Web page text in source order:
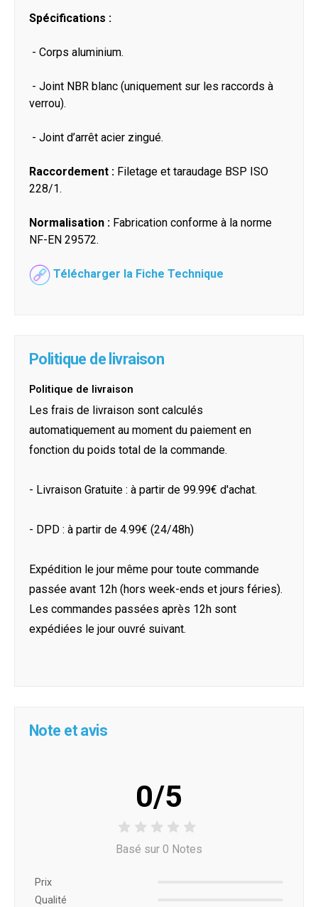
Spécifications :
- Corps aluminium.
- Joint NBR blanc (uniquement sur les raccords à
verrou).
- Joint d’arrêt acier zingué.
Raccordement : Filetage et taraudage BSP ISO
228/1.
Normalisation : Fabrication conforme à la norme
NF-EN 29572.
Télécharger la Fiche Technique
Politique de livraison
Politique de livraison
Les frais de livraison sont calculés
automatiquement au moment du paiement en
fonction du poids total de la commande.
- Livraison Gratuite : à partir de 99.99€ d'achat.
- DPD : à partir de 4.99€ (24/48h)
Expédition le jour même pour toute commande
passée avant 12h (hors week-ends et jours féries).
Les commandes passées après 12h sont
expédiées le jour ouvré suivant.
Note et avis
0/5
Basé sur 0 Notes
Prix ​​
Qualité